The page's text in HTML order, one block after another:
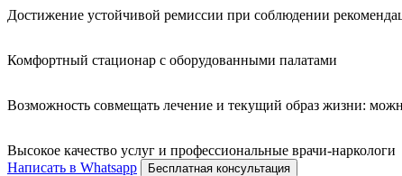
Достижение устойчивой ремиссии при соблюдении
Комфортный стационар с оборудованными палатами
Возможность совмещать лечение и текущий образ жизни:
Высокое качество услуг и профессиональные врачи-наркологи
Написать в Whatsapp
Бесплатная консультация